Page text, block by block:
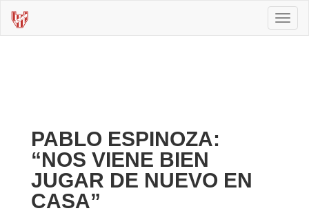
PABLO ESPINOZA:
“NOS VIENE BIEN
JUGAR DE NUEVO EN
CASA”